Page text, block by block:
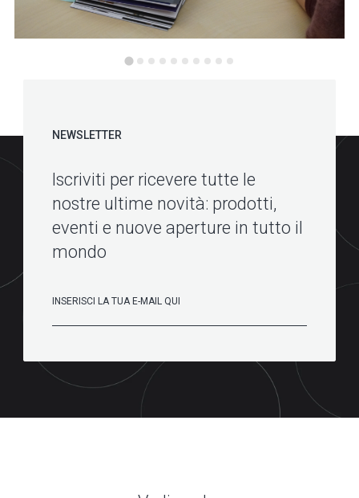
NEWSLETTER
Iscriviti per ricevere tutte le
nostre ultime novità: prodotti,
eventi e nuove aperture in tutto il
mondo